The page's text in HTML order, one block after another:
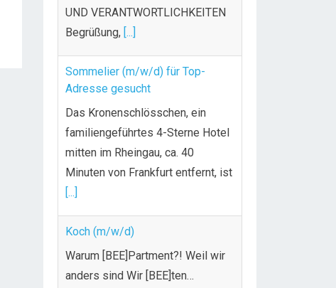
UND VERANTWORTLICHKEITEN
Begrüßung, [...]
Sommelier (m/w/d) für Top-
Adresse gesucht
Das Kronenschlösschen, ein
familiengeführtes 4-Sterne Hotel
mitten im Rheingau, ca. 40
Minuten von Frankfurt entfernt, ist
[...]
Koch (m/w/d)
Warum [BEE]Partment?! Weil wir
anders sind Wir [BEE]ten…